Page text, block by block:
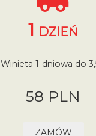
1 DZIEŃ
Winieta 1-dniowa do
58 PLN
ZAMÓW